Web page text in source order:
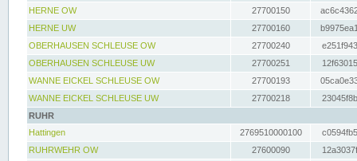
HERNE OW
27700150
HERNE UW
27700160
OBERHAUSEN SCHLEUSE OW
27700240
OBERHAUSEN SCHLEUSE UW
27700251
WANNE EICKEL SCHLEUSE OW
27700193
WANNE EICKEL SCHLEUSE UW
27700218
RUHR
Hattingen
2769510000100
RUHRWEHR OW
27600090